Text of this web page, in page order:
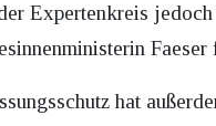
Expertenkreis
Faeser
hat